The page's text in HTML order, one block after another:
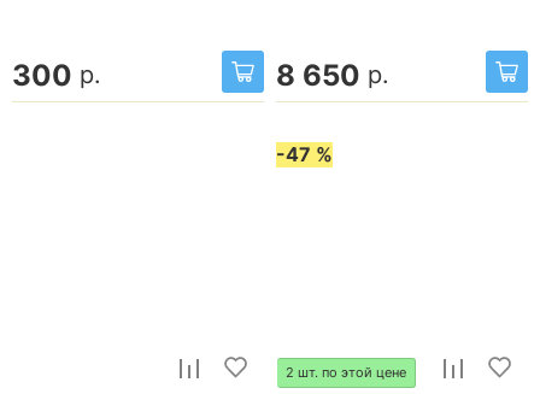
300 р. 8 650 р.
-47 %
2 шт. по этой цене